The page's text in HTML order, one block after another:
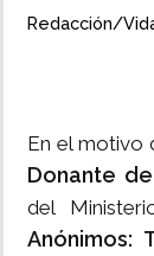
Redacción/
En el motivo
Donante
del
Anónimos: